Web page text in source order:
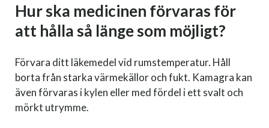
Hur ska medicinen förvaras för
att hålla så länge som möjligt?
Förvara ditt läkemedel vid rumstemperatur. Håll
borta från starka värmekällor och fukt. Kamagra kan
även förvaras i kylen eller med fördel i ett svalt och
mörkt utrymme.